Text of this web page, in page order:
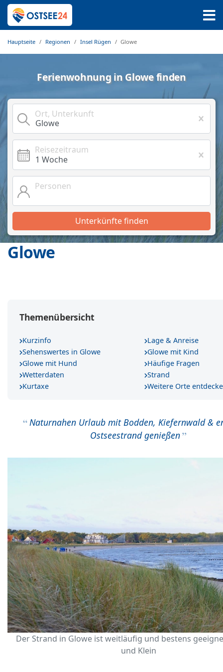
Hauptseite Regionen Insel Rügen Glowe
Ferienwohnung in Glowe finden
Ort, Unterkunft
Reisezeitraum
Personen
Unterkünfte finden
Glowe
Themenübersicht
Kurzinfo
Lage & Anreise
Sehenswertes in Glowe
Glowe mit Kind
Glowe mit Hund
Häufige Fragen
Wetterdaten
Strand
Kurtaxe
Weitere Orte
Naturnahen Urlaub mit Bodden, Kiefernwald &
Ostseestrand genießen
Der Strand in Glowe ist weitläufig und bestens
und Klein